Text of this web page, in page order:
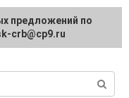
и
предложений по
crb@cp9.ru